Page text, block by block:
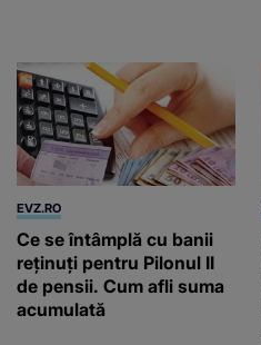
EVZ.RO
Ce se întâmplă cu banii
reținuți pentru Pilonul II
de pensii. Cum afli suma
acumulată